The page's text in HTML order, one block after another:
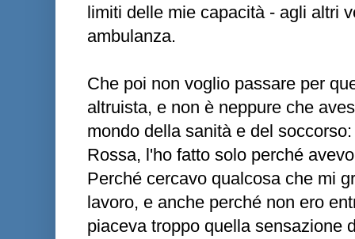
limiti delle mie capacità - agli altri
ambulanza.
Che poi non voglio passare per
altruista, e non è neppure che
mondo della sanità e del
Rossa, l'ho fatto solo perché
Perché cercavo qualcosa che mi
lavoro, e anche perché non ero
piaceva troppo quella sensazione